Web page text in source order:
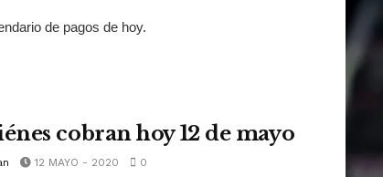
de pagos de hoy.
cobran hoy 12 de mayo
12 MAYO - 2020 0